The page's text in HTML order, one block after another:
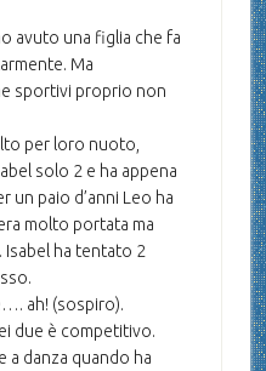
avuto una figlia che fa
Ma
sportivi proprio non
per loro nuoto,
solo 2 e ha appena
un paio d’anni Leo ha
molto portata ma
Isabel ha tentato 2
ah! (sospiro).
due è competitivo.
a danza quando ha